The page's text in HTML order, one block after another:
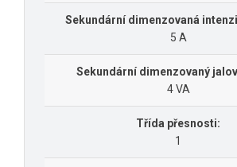
Sekundární dimenzovaná
5 A
Sekundární dimenzovaný
4 VA
Třída přesnosti:
1